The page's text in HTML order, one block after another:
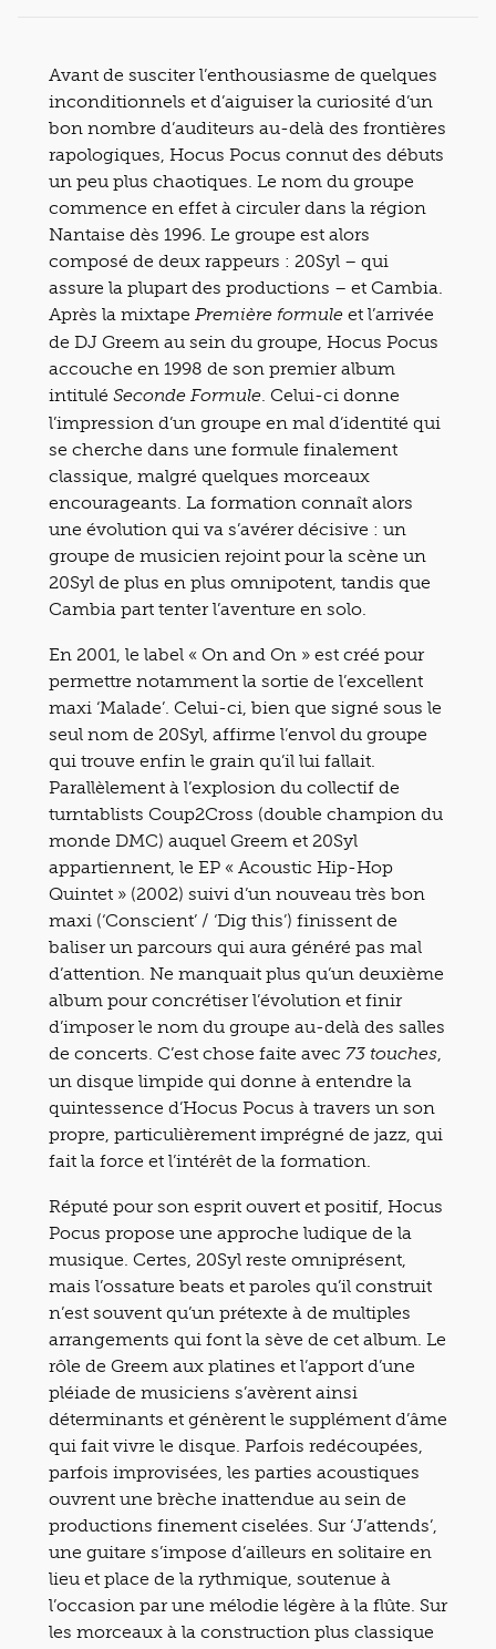
Avant de susciter l’enthousiasme de quelques
inconditionnels et d’aiguiser la curiosité d’un
bon nombre d’auditeurs au-delà des frontières
rapologiques, Hocus Pocus connut des débuts
un peu plus chaotiques. Le nom du groupe
commence en effet à circuler dans la région
Nantaise dès 1996. Le groupe est alors
composé de deux rappeurs : 20Syl – qui
assure la plupart des productions – et Cambia.
Après la mixtape Première formule et l’arrivée
de DJ Greem au sein du groupe, Hocus Pocus
accouche en 1998 de son premier album
intitulé Seconde Formule . Celui-ci donne
l’impression d’un groupe en mal d’identité qui
se cherche dans une formule finalement
classique, malgré quelques morceaux
encourageants. La formation connaît alors
une évolution qui va s’avérer décisive : un
groupe de musicien rejoint pour la scène un
20Syl de plus en plus omnipotent, tandis que
Cambia part tenter l’aventure en solo.
En 2001, le label « On and On » est créé pour
permettre notamment la sortie de l’excellent
maxi ‘Malade’. Celui-ci, bien que signé sous le
seul nom de 20Syl, affirme l’envol du groupe
qui trouve enfin le grain qu’il lui fallait.
Parallèlement à l’explosion du collectif de
turntablists Coup2Cross (double champion du
monde DMC) auquel Greem et 20Syl
appartiennent, le EP « Acoustic Hip-Hop
Quintet » (2002) suivi d’un nouveau très bon
maxi (‘Conscient’ / ‘Dig this’) finissent de
baliser un parcours qui aura généré pas mal
d’attention. Ne manquait plus qu’un deuxième
album pour concrétiser l’évolution et finir
d’imposer le nom du groupe au-delà des salles
de concerts. C’est chose faite avec 73 touches
un disque limpide qui donne à entendre la
quintessence d’Hocus Pocus à travers un son
propre, particulièrement imprégné de jazz, qui
fait la force et l’intérêt de la formation.
Réputé pour son esprit ouvert et positif, Hocus
Pocus propose une approche ludique de la
musique. Certes, 20Syl reste omniprésent,
mais l’ossature beats et paroles qu’il construit
n’est souvent qu’un prétexte à de multiples
arrangements qui font la sève de cet album. Le
rôle de Greem aux platines et l’apport d’une
pléiade de musiciens s’avèrent ainsi
déterminants et génèrent le supplément d’âme
qui fait vivre le disque. Parfois redécoupées,
parfois improvisées, les parties acoustiques
ouvrent une brèche inattendue au sein de
productions finement ciselées. Sur ‘J’attends’,
une guitare s’impose d’ailleurs en solitaire en
lieu et place de la rythmique, soutenue à
l’occasion par une mélodie légère à la flûte. Sur
les morceaux à la construction plus classique